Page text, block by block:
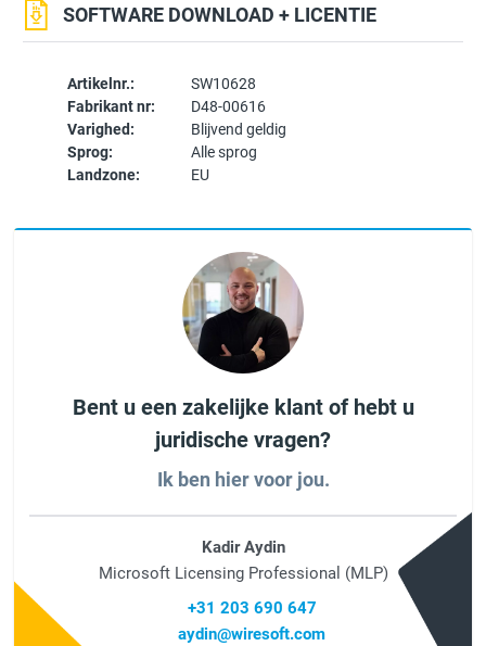
Artikelnr.:
SW10628
Fabrikant nr:
D48-00616
Varighed:
Blijvend geldig
Sprog:
Alle sprog
Landzone:
EU
SOFTWARE DOWNLOAD + LICENTIE
Bent u een zakelijke klant of hebt u
juridische vragen?
Ik ben hier voor jou.
Kadir Aydin
Microsoft Licensing Professional (MLP)
+31 203 690 647
aydin@wiresoft.com